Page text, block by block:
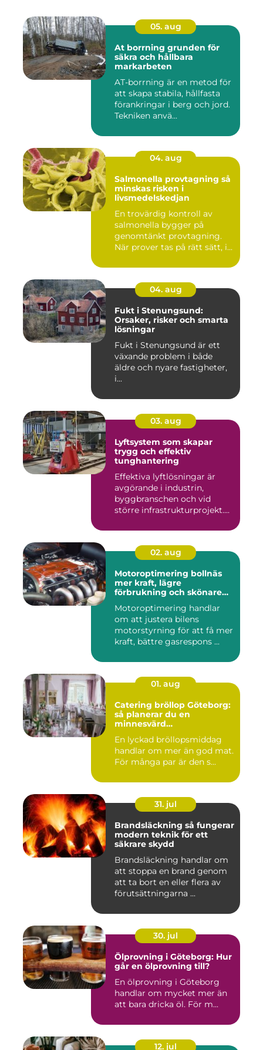
05. aug
At borrning grunden för
säkra och hållbara
markarbeten
AT-borrning är en metod för
att skapa stabila, hållfasta
förankringar i berg och jord.
Tekniken anvä...
04. aug
Salmonella provtagning så
minskas risken i
livsmedelskedjan
En trovärdig kontroll av
salmonella bygger på
genomtänkt provtagning.
När prover tas på rätt sätt, i...
04. aug
Fukt i Stenungsund:
Orsaker, risker och smarta
lösningar
Fukt i Stenungsund är ett
växande problem i både
äldre och nyare fastigheter,
i...
03. aug
Lyftsystem som skapar
trygg och effektiv
tunghantering
Effektiva lyftlösningar är
avgörande i industrin,
byggbranschen och vid
större infrastrukturprojekt....
02. aug
Motoroptimering bollnäs
mer kraft, lägre
förbrukning och skönare
Motoroptimering handlar
om att justera bilens
motorstyrning för att få mer
kraft, bättre gasrespons ...
01. aug
Catering bröllop Göteborg:
så planerar du en
minnesvärd
En lyckad bröllopsmiddag
handlar om mer än god mat.
För många par är den s...
31. jul
Brandsläckning så fungerar
modern teknik för ett
säkrare skydd
Brandsläckning handlar om
att stoppa en brand genom
att ta bort en eller flera av
förutsättningarna ...
30. jul
Ölprovning i Göteborg: Hur
går en ölprovning till?
En ölprovning i Göteborg
handlar om mycket mer än
att bara dricka öl. För m...
12. jul